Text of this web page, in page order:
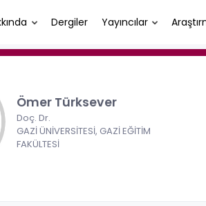
Dergiler Yayıncılar
Ömer Türksever
Doç. Dr.
GAZİ ÜNİVERSİTESİ, GAZİ EĞİTİM
FAKÜLTESİ